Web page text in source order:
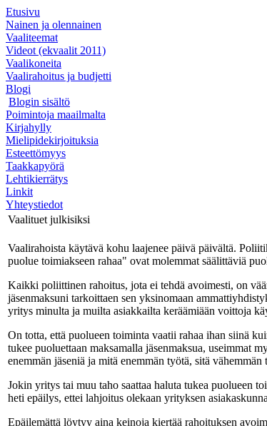
Etusivu
Nainen ja olennainen
Vaaliteemat
Videot (ekvaalit 2011)
Vaalikoneita
Vaalirahoitus ja budjetti
Blogi
Blogin sisältö
Poimintoja maailmalta
Kirjahylly
Mielipidekirjoituksia
Esteettömyys
Taakkapyörä
Lehtikierrätys
Linkit
Yhteystiedot
Vaalituet julkisiksi
Vaalirahoista käytävä kohu laajenee päivä päivältä.
puolue toimiakseen rahaa" ovat molemmat säälittäviä
Kaikki poliittinen rahoitus, jota ei tehdä avoimesti, on
jäsenmaksuni tarkoittaen sen yksinomaan
yritys minulta ja muilta asiakkailta keräämiään voittoja
On totta, että puolueen toiminta vaatii rahaa ihan siinä
tukee puoluettaan maksamalla jäsenmaksua, useimmat
enemmän jäseniä ja mitä enemmän työtä, sitä
Jokin yritys tai muu taho saattaa haluta tukea puolueen
heti epäilys, ettei lahjoitus olekaan yrityksen
Epäilemättä löytyy aina keinoja kiertää rahoituksen